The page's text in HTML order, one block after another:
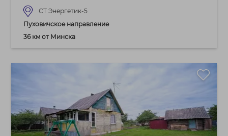
СТ Энергетик-5
Пуховичское направление
36 км от Минска